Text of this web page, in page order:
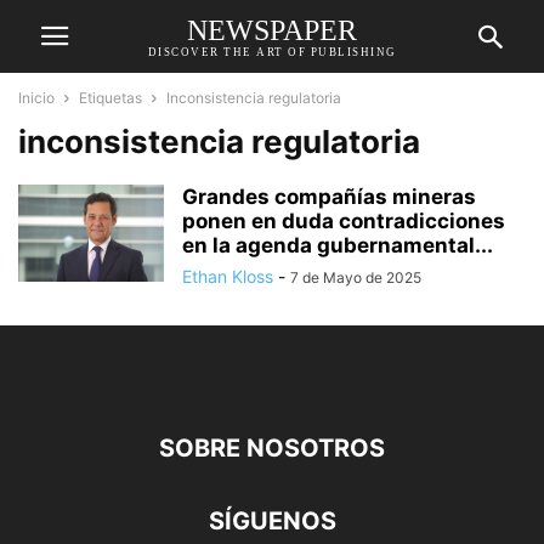
NEWSPAPER
DISCOVER THE ART OF PUBLISHING
Inicio Etiquetas Inconsistencia regulatoria
inconsistencia regulatoria
Grandes compañías mineras
ponen en duda contradicciones
en la agenda gubernamental...
Ethan Kloss - 7 de Mayo de 2025
SOBRE NOSOTROS
SÍGUENOS